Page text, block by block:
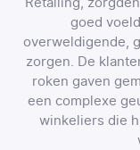
goed
overweldigende,
zorgen. De
roken gaven
een complexe
winkeliers die